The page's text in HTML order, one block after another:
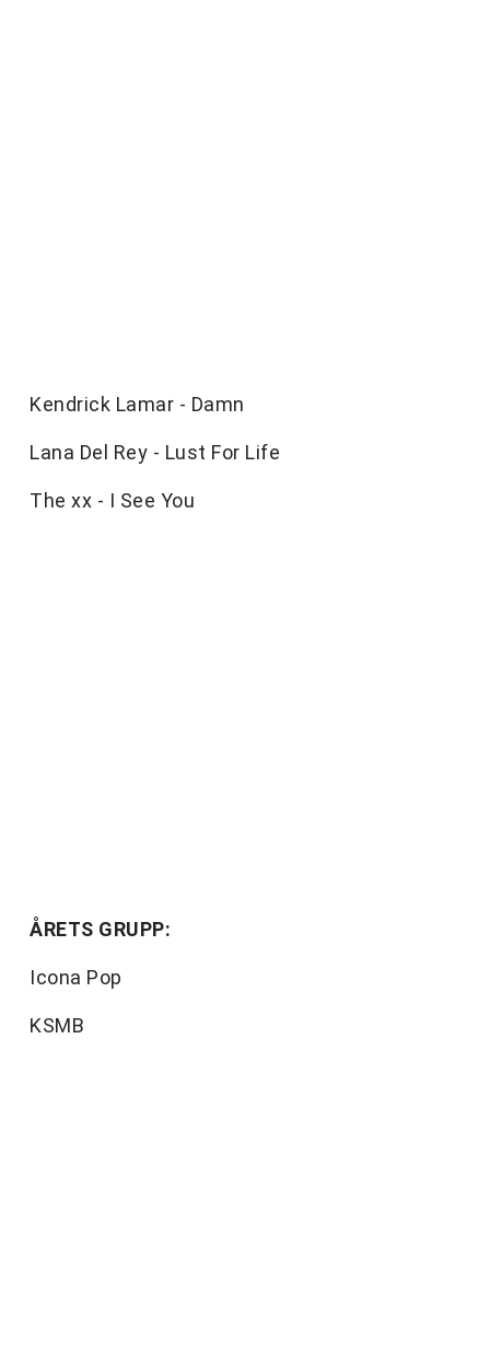
Kendrick Lamar - Damn
Lana Del Rey - Lust For Life
The xx - I See You
ÅRETS GRUPP:
Icona Pop
KSMB